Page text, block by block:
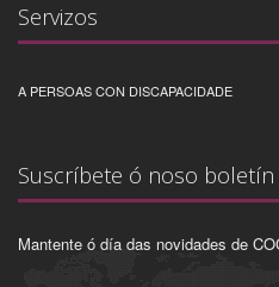
Servizos
A PERSOAS CON DISCAPACIDADE
Suscríbete ó noso boletín
Mantente ó día das novidades de